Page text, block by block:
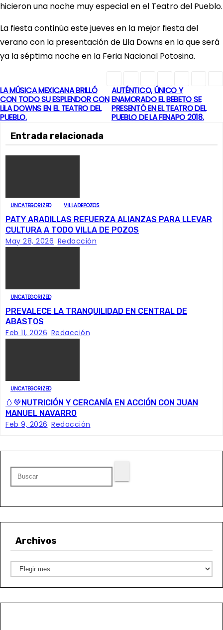
hicieron una noche muy especial en el Teatro del Pueblo.
La fiesta continúa este jueves en la mejor fiesta del
verano con la presentación de Lila Downs en la que será
ya la séptima noche en la Feria Nacional Potosina.
N
a
e
a
c
n
d
e
r
a
d
AUTÉNTICO, ÚNICO Y
ENAMORADO EL BEBETO SE
PRESENTÓ EN EL TEATRO DEL
PUEBLO DE LA FENAPO 2018.
LA MÚSICA MEXICANA BRILLÓ
CON TODO SU ESPLENDOR CON
LiLA DOWNS EN EL TEATRO DEL
PUEBLO.
Entrada relacionada
UNCATEGORIZED VILLADEPOZOS
PATY ARADILLAS REFUERZA ALIANZAS PARA LLEVAR
CULTURA A TODO VILLA DE POZOS
May 28, 2026 Redacción
UNCATEGORIZED
PREVALECE LA TRANQUILIDAD EN CENTRAL DE
ABASTOS
Feb 11, 2026 Redacción
UNCATEGORIZED
🥚💚NUTRICIÓN Y CERCANÍA EN ACCIÓN CON JUAN
MANUEL NAVARRO
Feb 9, 2026 Redacción
Archivos
r